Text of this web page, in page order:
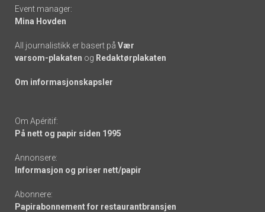
Event manager:
Mina Hovden
All journalistikk er basert på Vær
varsom-plakaten og Redaktørplakaten
Om informasjonskapsler
Om Apéritif:
På nett og papir siden 1995
Annonsere:
Informasjon og priser nett/papir
Abonnere:
Papirabonnement for restaurantbransjen